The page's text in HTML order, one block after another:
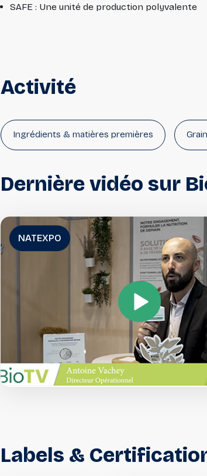
SAFE : Une unité de production polyvalente
Activité
Ingrédients & matières premières
Dernièrevidéo sur
NATEXPO
Labels &